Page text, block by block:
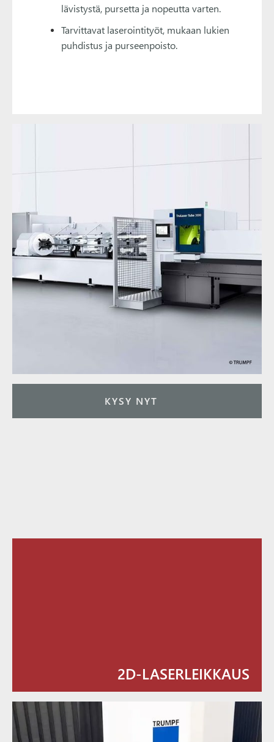
KYSY NYT
lävistystä, pursetta ja nopeutta varten.
Tarvittavat laserointityöt, mukaan lukien
puhdistus ja purseenpoisto.
2D-LASERLEIKKAUS